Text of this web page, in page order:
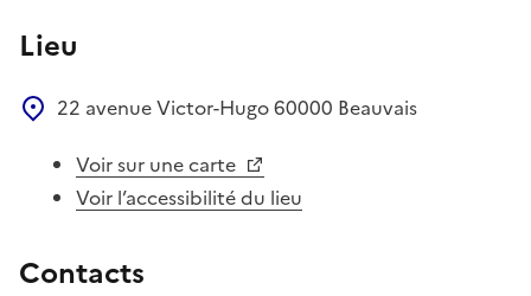
Lieu
22 avenue Victor-Hugo60000 Beauvais
Voir sur une carte
Voir l’accessibilité du lieu
Contacts